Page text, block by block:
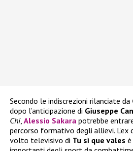
Secondo le indiscrezioni rilanciate da
dopo l’anticipazione di Giuseppe
Chi, Alessio Sakara potrebbe
percorso formativo degli allievi. L’ex
volto televisivo di Tu sì que vales